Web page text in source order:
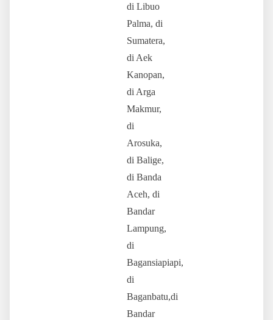
di Libuo
Palma, di
Sumatera,
di Aek
Kanopan,
di Arga
Makmur,
di
Arosuka,
di Balige,
di Banda
Aceh, di
Bandar
Lampung,
di
Bagansiapiapi,
di
Baganbatu,di
Bandar